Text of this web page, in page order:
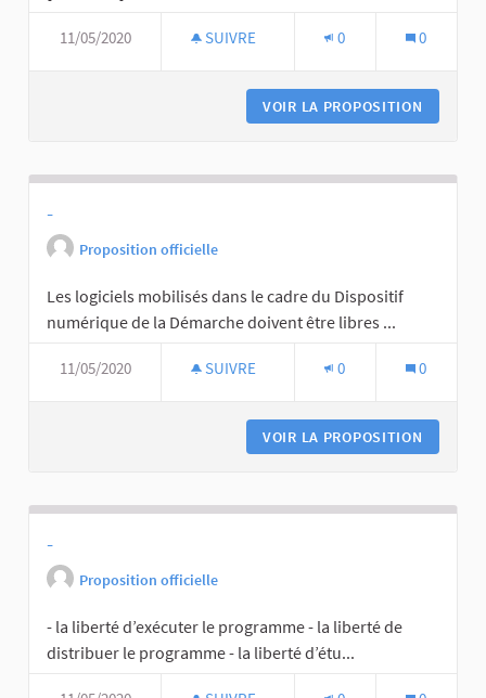
11/05/2020 SUIVRE 0 0
VOIR LA PROPOSITION
-
Proposition officielle
Les logiciels mobilisés dans le cadre du Dispositif
numérique de la Démarche doivent être libres ...
11/05/2020 SUIVRE 0 0
VOIR LA PROPOSITION
-
Proposition officielle
- la liberté d’exécuter le programme - la liberté de
distribuer le programme - la liberté d’étu...